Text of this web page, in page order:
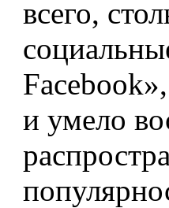
всего,
и умело